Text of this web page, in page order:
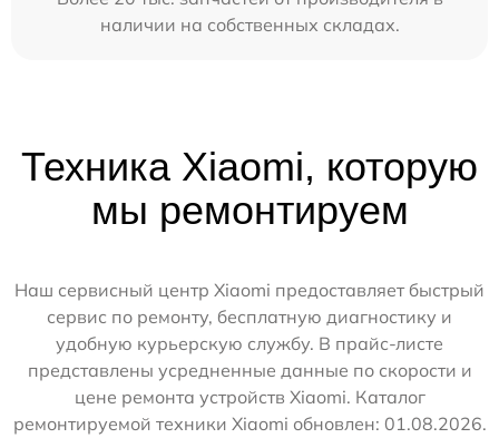
наличии на собственных складах.
Техника Xiaomi, которую
мы ремонтируем
Наш сервисный центр Xiaomi предоставляет быстрый
сервис по ремонту, бесплатную диагностику и
удобную курьерскую службу. В прайс-листе
представлены усредненные данные по скорости и
цене ремонта устройств Xiaomi. Каталог
ремонтируемой техники Xiaomi обновлен: 01.08.2026.